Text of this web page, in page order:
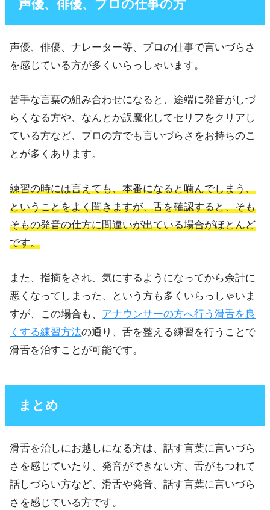
声優、俳優、プロの仕事の方
声優、俳優、ナレーター等、プロの仕事で言いづらさ
を感じている方が多くいらっしゃいます。
苦手な言葉の組み合わせになると、途端に発音がしづ
らくなる方や、なんとか誤魔化してセリフをクリアし
ている方など、プロの方でも言いづらさをお持ちのこ
とが多くあります。
練習の時には言えても、本番になると噛んでしまう、
ということをよく聞きますが、舌を確認すると、そも
そもの発音の仕方に間違いが出ている場合がほとんど
です。
また、指摘をされ、気にするようになってから余計に
悪くなってしまった、という方も多くいらっしゃいま
すが、この場合も、 アナウンサーの方へ行う滑舌を良
くする練習方法の通り、舌を整える練習を行うことで
滑舌を治すことが可能です。
まとめ
滑舌を治しにお越しになる方は、話す言葉に言いづら
さを感じていたり、発音ができない方、舌がもつれて
話しづらい方など、滑舌や発音、話す言葉に言いづら
さを感じている方です。